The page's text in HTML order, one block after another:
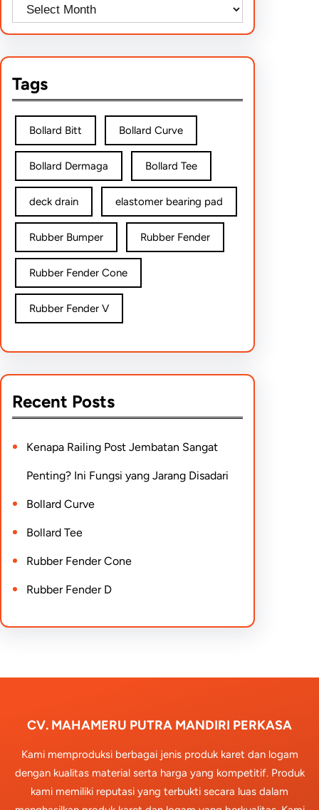
Tags
Bollard Bitt Bollard Curve
Bollard Dermaga Bollard Tee
deck drain elastomer bearing pad
Rubber Bumper Rubber Fender
Rubber Fender Cone
Rubber Fender V
Recent Posts
Kenapa Railing Post Jembatan Sangat
Penting? Ini Fungsi yang Jarang Disadari
Bollard Curve
Bollard Tee
Rubber Fender Cone
Rubber Fender D
CV. MAHAMERU PUTRA MANDIRI PERKASA
Kami memproduksi berbagai jenis produk karet dan logam
dengan kualitas material serta harga yang kompetitif. Produk
kami memiliki reputasi yang terbukti secara luas dalam